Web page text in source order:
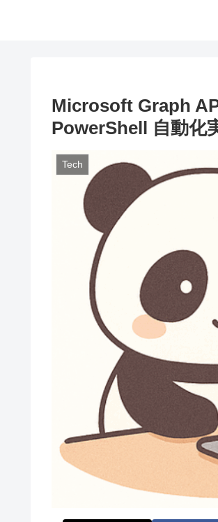
Microsoft Graph
PowerShell 自動化
Tech